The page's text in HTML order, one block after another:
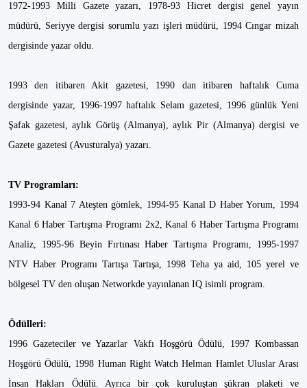
1972-1993 Milli Gazete yazarı, 1978-93 Hicret dergisi genel yayın
müdürü, Seriyye dergisi sorumlu yazı işleri müdürü, 1994 Cıngar mizah
dergisinde yazar oldu.
1993 den itibaren Akit gazetesi, 1990 dan itibaren haftalık Cuma
dergisinde yazar, 1996-1997 haftalık Selam gazetesi, 1996 günlük Yeni
Şafak gazetesi, aylık Görüş (Almanya), aylık Pir (Almanya) dergisi ve
Gazete gazetesi (Avusturalya) yazarı.
TV Programları:
1993-94 Kanal 7 Ateşten gömlek, 1994-95 Kanal D Haber Yorum, 1994
Kanal 6 Haber Tartışma Programı 2x2, Kanal 6 Haber Tartışma Programı
Analiz, 1995-96 Beyin Fırtınası Haber Tartışma Programı, 1995-1997
NTV Haber Programı Tartışa Tartışa, 1998 Teha ya aid, 105 yerel ve
bölgesel TV den oluşan Networkde yayınlanan IQ isimli program.
Ödülleri:
1996 Gazeteciler ve Yazarlar Vakfı Hoşgörü Ödülü, 1997 Kombassan
Hoşgörü Ödülü, 1998 Human Right Watch Helman Hamlet Uluslar Arası
İnsan Hakları Ödülü. Ayrıca bir çok kuruluştan şükran plaketi ve